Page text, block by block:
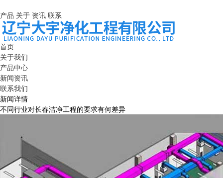
产品 关于 资讯 联系
首页
关于我们
产品中心
新闻资讯
联系我们
新闻详情
不同行业对长春洁净工程的要求有何差异